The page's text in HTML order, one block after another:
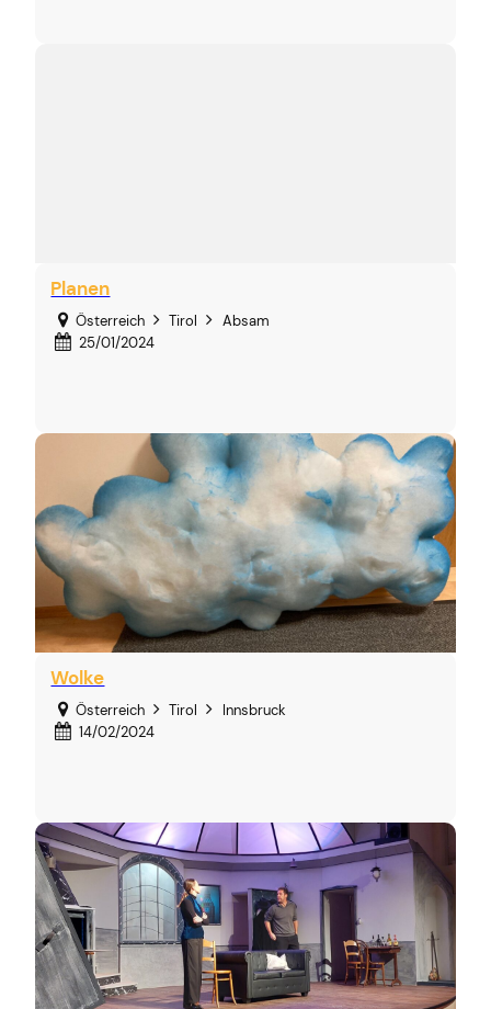
Planen
Österreich Tirol
Absam
25/01/2024
Wolke
Österreich Tirol
Innsbruck
14/02/2024